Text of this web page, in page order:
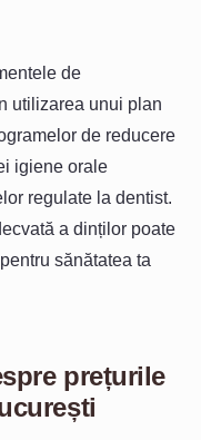
de
utilizarea unui plan
de reducere
igiene orale
regulate la dentist.
a dinților poate
sănătatea ta
prețurile